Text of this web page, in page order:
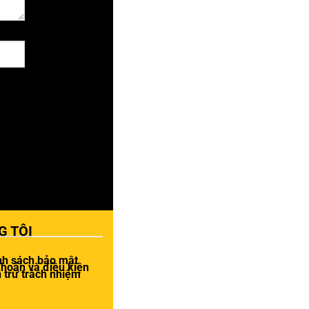
TÔI
sách bảo mật
và điều kiện
trừ trách nhiệm